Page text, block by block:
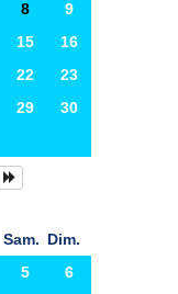
8
9
15
16
22
23
29
30
Sam. Dim.
5
6